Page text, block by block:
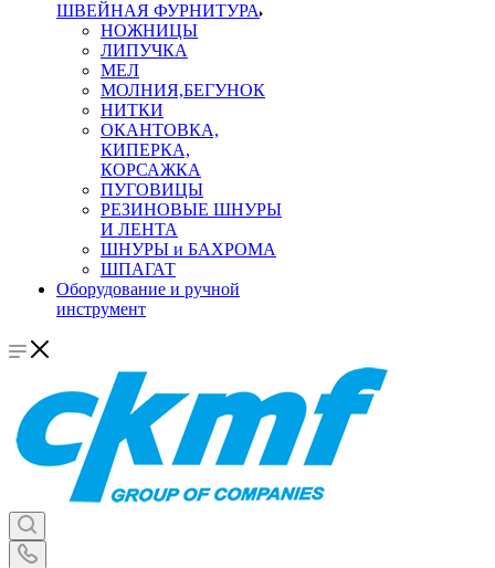
ШВЕЙНАЯ ФУРНИТУРА
НОЖНИЦЫ
ЛИПУЧКА
МЕЛ
МОЛНИЯ,БЕГУНОК
НИТКИ
ОКАНТОВКА,
КИПЕРКА,
КОРСАЖКА
ПУГОВИЦЫ
РЕЗИНОВЫЕ ШНУРЫ
И ЛЕНТА
ШНУРЫ и БАХРОМА
ШПАГАТ
Оборудование и ручной
инструмент